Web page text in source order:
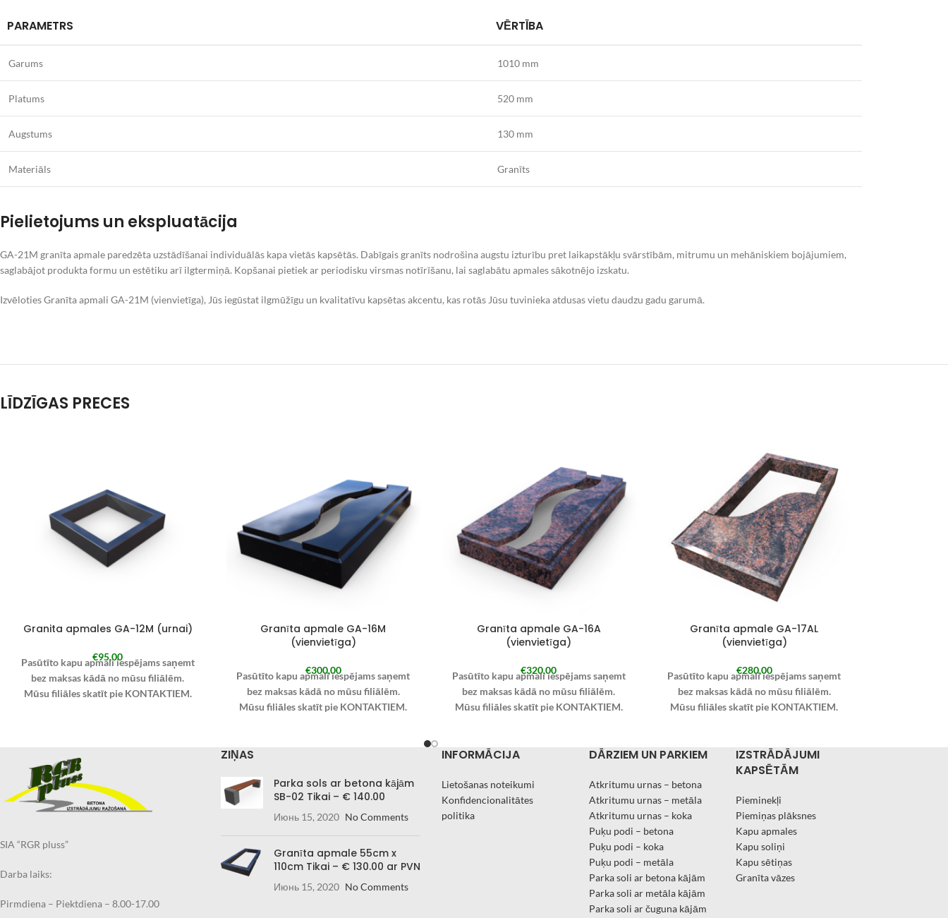
PARAMETRS VĒRTĪBA
Garums 1010 mm
Platums 520 mm
Augstums 130 mm
Materiāls Granīts
Pielietojums un ekspluatācija
GA-21M granīta apmale paredzēta uzstādīšanai individuālās kapa vietās kapsētās. Dabīgais granīts nodrošina augstu izturību pret laikapstākļu svārstībām, mitrumu un mehāniskiem bojājumiem,
saglabājot produkta formu un estētiku arī ilgtermiņā. Kopšanai pietiek ar periodisku virsmas notīrīšanu, lai saglabātu apmales sākotnējo izskatu.
Izvēloties Granīta apmali GA-21M (vienvietīga), Jūs iegūstat ilgmūžīgu un kvalitatīvu kapsētas akcentu, kas rotās Jūsu tuvinieka atdusas vietu daudzu gadu garumā.
LĪDZĪGAS PRECES
Granita apmales GA-12M (urnai)
€95,00
Pasūtīto kapu apmali iespējams saņemt
bez maksas kādā no mūsu filiālēm.
Mūsu filiāles skatīt pie KONTAKTIEM.
Pasūtīto kapu apmali iespējams arī
saņemt Jūsu norādītajā adresē ar kurjer
dienesta starpniecību.
Pasūtījuma izpildes laiks 2.nedēļas
Granīta apmale GA-16M
(vienvietīga)
€300,00
Pasūtīto kapu apmali iespējams saņemt
bez maksas kādā no mūsu filiālēm.
Mūsu filiāles skatīt pie KONTAKTIEM.
filiāli, kurā kapu apmali vēlaties saņemt.
saņemt Jūsu norādītajā adresē ar kurjer
dienesta starpniecību.
Pasūtījuma izpildes laiks 2.nedēļas
Granīta apmale GA-16A
(vienvietīga)
€320,00
Pasūtīto kapu apmali iespējams saņemt
bez maksas kādā no mūsu filiālēm.
Mūsu filiāles skatīt pie KONTAKTIEM.
filiāli, kurā kapu apmali vēlaties saņemt.
saņemt Jūsu norādītajā adresē ar kurjer
dienesta starpniecību.
Pasūtījuma izpildes laiks 2.nedēļas
Granīta apmale GA-17AL
(vienvietīga)
€280,00
Pasūtīto kapu apmali iespējams saņemt
bez maksas kādā no mūsu filiālēm.
Mūsu filiāles skatīt pie KONTAKTIEM.
filiāli, kurā kapu apmali vēlaties saņemt.
Pasūtīto kapu apmali iespējams arī
saņemt Jūsu norādītajā adresē ar kurjer
dienesta starpniecību.
Pasūtījuma izpildes laiks 2.nedēļas
SIA “RGR pluss”
Darba laiks:
Pirmdiena – Piektdiena – 8.00-17.00
ZIŅAS
Parka sols ar betona kājām
SB-02 Tikai – € 140.00
Июнь 15, 2020 No Comments
Granīta apmale 55cm x
110cm Tikai – € 130.00 ar PVN
Июнь 15, 2020 No Comments
INFORMĀCIJA
Lietošanas noteikumi
Konfidencionalitātes
politika
DĀRZIEM UN PARKIEM
Atkritumu urnas – betona
Atkritumu urnas – metāla
Atkritumu urnas – koka
Puķu podi – betona
Puķu podi – koka
Puķu podi – metāla
Parka soli ar betona kājām
Parka soli ar metāla kājām
Parka soli ar čuguna kājām
IZSTRĀDĀJUMI
KAPSĒTĀM
Pieminekļi
Piemiņas plāksnes
Kapu apmales
Kapu soliņi
Kapu sētiņas
Granīta vāzes